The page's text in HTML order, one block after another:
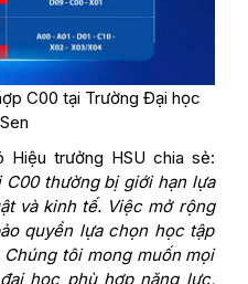
C00 tại Trường Đại học
Hiệu trưởng HSU chia sẻ:
thường bị giới hạn lựa
và kinh tế. Việc mở rộng
quyền lựa chọn học tập
tôi mong muốn mọi
học phù hợp năng lực,